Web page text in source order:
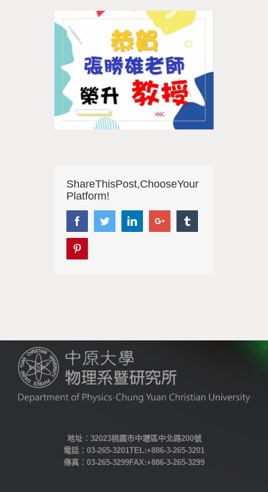
Share This Post, Choose Your
Platform!
FacebookTwitterLinkedInGoogle+
Pinterest
地址：32023桃園市中壢區中北路200號
電話：03-265-3201 TEL:+886-3-265-3201
傳真：03-265-3299 FAX: +886-3-265-3299